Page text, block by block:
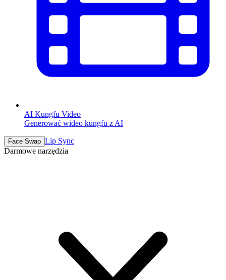
AI Kungfu Video
Generować wideo kungfu z AI
Face Swap Lip Sync
Darmowe narzędzia